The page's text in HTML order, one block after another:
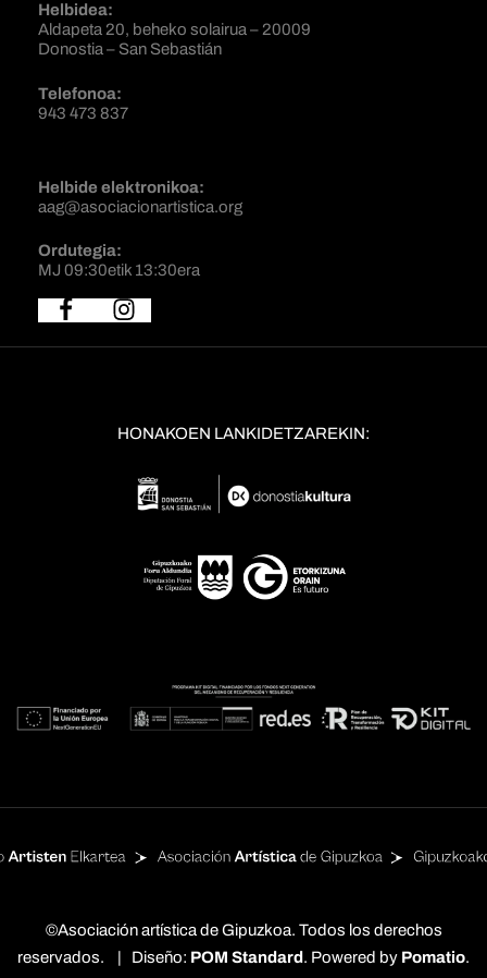
Helbidea:
Aldapeta 20, beheko solairua – 20009
Donostia – San Sebastián
Telefonoa:
943 473 837
Helbide elektronikoa:
aag@asociacionartistica.org
Ordutegia:
MJ 09:30etik 13:30era
HONAKOEN LANKIDETZAREKIN:
©Asociación artística de Gipuzkoa. Todos los derechos
reservados. | Diseño: POM Standard. Powered by Pomatio.